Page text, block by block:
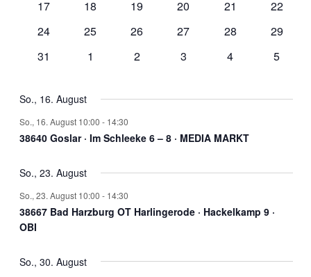
0
17
0
18
0
19
0
20
0
21
0
22
0
24
0
25
0
26
0
27
0
28
0
29
0
31
0
1
0
2
0
3
0
4
0
5
So., 16. August
So., 16. August 10:00 - 14:30
38640 Goslar · Im Schleeke 6 – 8 · MEDIA MARKT
So., 23. August
So., 23. August 10:00 - 14:30
38667 Bad Harzburg OT Harlingerode · Hackelkamp 9 ·
OBI
So., 30. August